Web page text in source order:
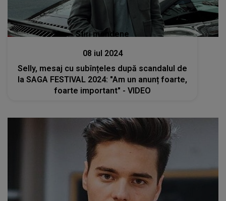
Stiri mondene
08 iul 2024
Selly, mesaj cu subînțeles după scandalul de
la SAGA FESTIVAL 2024: "Am un anunț foarte,
foarte important" - VIDEO